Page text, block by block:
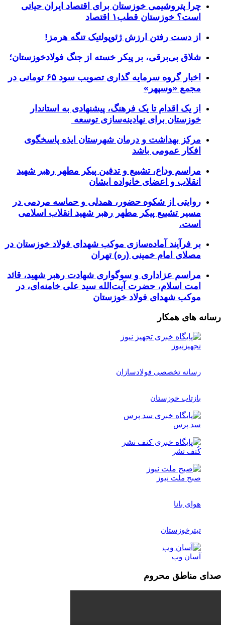
چرا پتروشیمی خوزستان برای اقتصاد ایران حیاتی
است؟ خوزستان قطب۱ اقتصاد
از دست رفتن ارزش ژئوپولتیک تنگه هرمز!
شلاق‌ بی‌برقی، بر پیکر خسته‌ از جنگ فولادخوزستان؛
اخبار گروه سرمایه گذاری تصویب سود ۶۵ تومانی در
مجمع «وسپهر»
از یک اقدام تا یک فرهنگ، پیشنهادی به استاندار
خوزستان برای نهادینه‌سازی توسعه
مرکز بهداشت و درمان شهرستان ایذه پاسخگوی
افکار عمومی باشد
مراسم وداع، تشییع و تدفین پیکر مطهر رهبر شهید
انقلاب و اعضای خانواده ایشان
روایتی از شکوه حضور، همدلی و حماسه مردمی در
مسیر تشییع پیکر مطهر رهبر شهید انقلاب اسلامی
است.
بر فرآیند آماده‌سازی موکب شهدای فولاد خوزستان در
مصلای امام خمینی (ره) تهران
مراسم عزاداری و سوگواری شهادت رهبر شهید، قائد
امت اسلام، حضرت آیت‌الله سید علی خامنه‌ای، در
موکب شهدای فولاد خوزستان
رسانه های همکار
تجهیزنیوز
رسانه تخصصی فولادسازان
بازتاب خوزستان
سد پرس
کُنف نشر
صبح ملت نیوز
هوای بانا
تیترخوزستان
آسان وب
صدای مناطق محروم